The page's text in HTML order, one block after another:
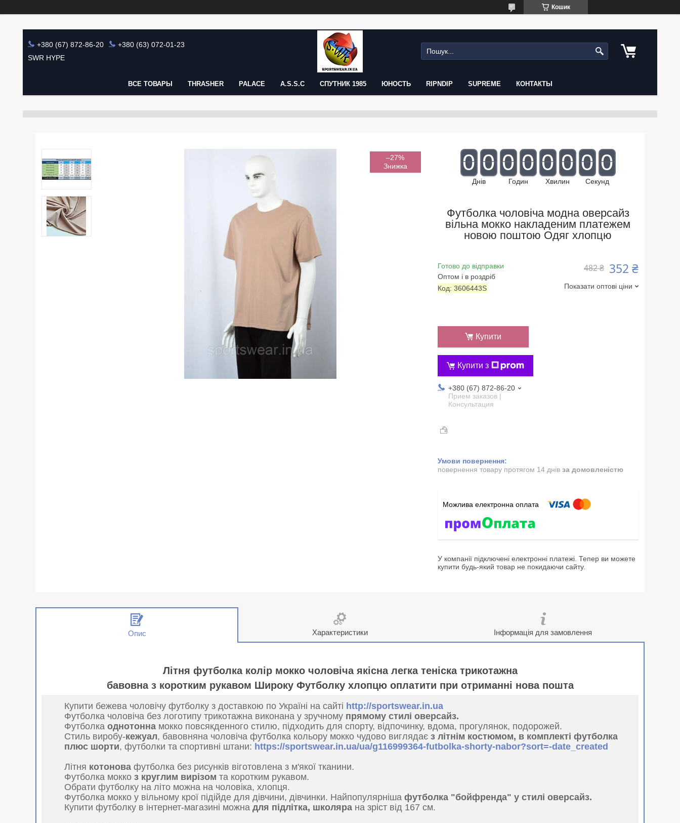
Кошик
+380 (67) 872-86-20
+380 (63) 072-01-23
SWR HYPE
ВСЕ ТОВАРЫ THRASHER PALACE A.S.S.C СПУТНИК 1985 ЮНОСТЬ RIPNDIP SUPREME КОНТАКТЫ
–27% 0 0
Днів
0 0
Годин
0 0
Хвилин
0 0
Секунд
Футболка чоловіча модна оверсайз
вільна мокко накладеним платежем
новою поштою Одяг хлопцю
Готово до відправки
Оптом і в роздріб
Код: 3606443S
482 ₴ 352 ₴
Показати оптові ціни
Купити
Купити з
+380 (67) 872-86-20
Прием заказов |
Консультация
повернення товару протягом 14 днів за домовленістю
У компанії підключені електронні платежі. Тепер ви можете
купити будь-який товар не покидаючи сайту.
Опис Характеристики Інформація для замовлення
Літня футболка колір мокко чоловіча якісна легка теніска трикотажна
бавовна з коротким рукавом Широку Футболку хлопцю оплатити при отриманні нова пошта
Купити бежева чоловічу футболку з доставкою по Україні на сайті http://sportswear.in.ua
Футболка чоловіча без логотипу трикотажна виконана у зручному прямому стилі оверсайз.
Футболка однотонна мокко повсякденного стилю, підходить для спорту, відпочинку, вдома, прогулянок, подорожей.
Стиль виробу-кежуал, бавовняна чоловіча футболка кольору мокко чудово виглядає з літнім костюмом, в комплекті футболка
плюс шорти, футболки та спортивні штани: https://sportswear.in.ua/ua/g116999364-futbolka-shorty-nabor?sort=-date_created
Літня котонова футболка без рисунків віготовлена з м'якої тканини.
Футболка мокко з круглим вирізом та коротким рукавом.
Обрати футболку на літо можна на чоловіка, хлопця.
Футболка мокко у вільному крої підійде для дівчини, дівчинки. Найпопулярніша футболка "бойфренда" у стилі оверсайз.
Купити футболку в інтернет-магазині можна для підлітка, школяра на зріст від 167 см.